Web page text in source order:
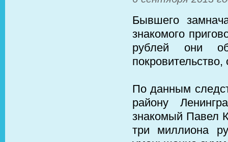
Бывшего
знакомого
рублей они
По данным
району
знакомый Павел
три миллиона